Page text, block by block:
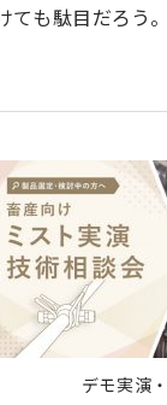
も駄目だろう。
デモ実演